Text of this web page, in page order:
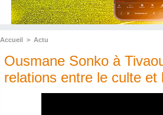
Accueil > Actu
Ousmane Sonko à
relations entre le culte et